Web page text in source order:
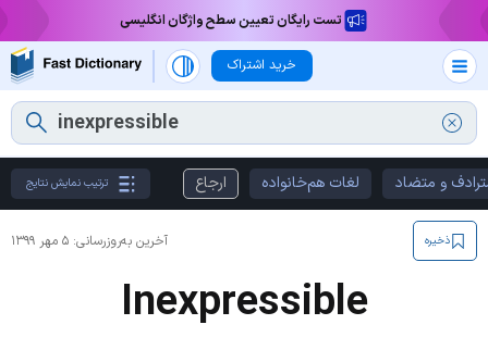
تست رایگان تعیین سطح واژگان انگلیسی
خرید اشتراک
و متضاد لغات هم‌خانواده ارجاع ترتیب نمایش نتایج
آخرین به‌روزرسانی: ۵ مهر ۱۳۹۹ ذخیره
Inexpressible